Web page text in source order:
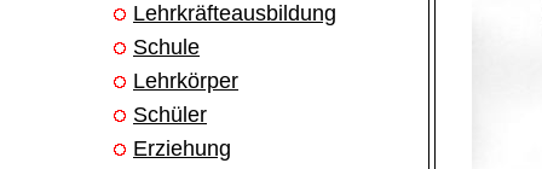
Lehrkräfteausbildung
Schule
Lehrkörper
Schüler
Erziehung